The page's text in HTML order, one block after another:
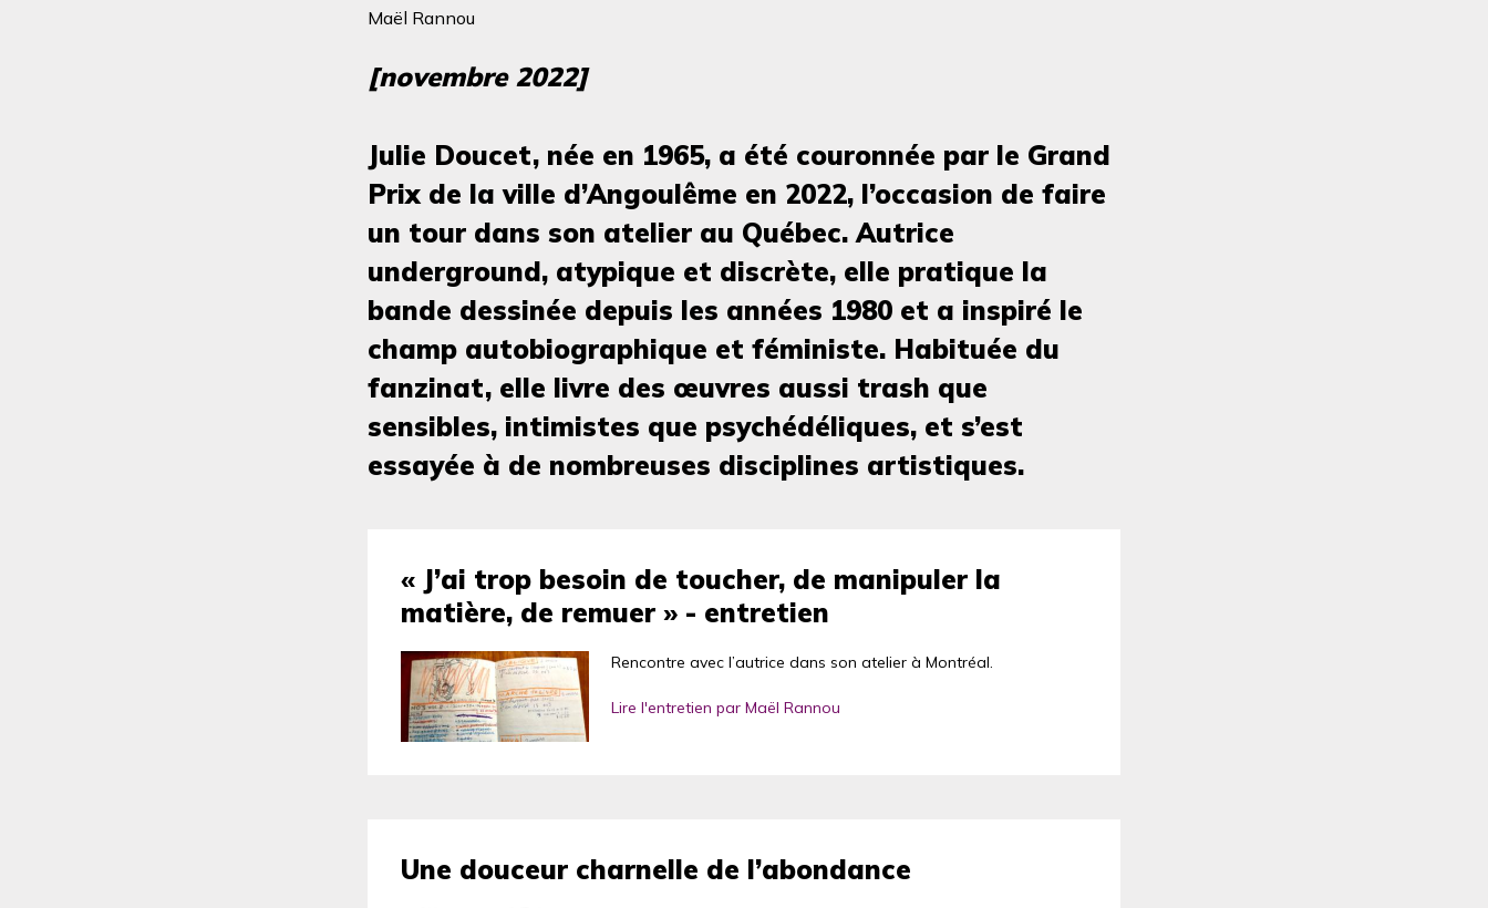
Maël Rannou
[novembre 2022]
Julie Doucet, née en 1965, a été couronnée par le Grand
Prix de la ville d’Angoulême en 2022, l’occasion de faire
un tour dans son atelier au Québec. Autrice
underground, atypique et discrète, elle pratique la
bande dessinée depuis les années 1980 et a inspiré le
champ autobiographique et féministe. Habituée du
fanzinat, elle livre des œuvres aussi trash que
sensibles, intimistes que psychédéliques, et s’est
essayée à de nombreuses disciplines artistiques.
« J’ai trop besoin de toucher, de manipuler la
matière, de remuer » - entretien
Rencontre avec l’autrice dans son atelier à Montréal.
Lire l'entretien par Maël Rannou
Une douceur charnelle de l’abondance